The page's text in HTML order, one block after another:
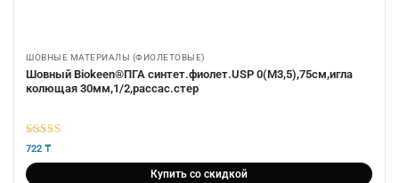
ШОВНЫЕ МАТЕРИАЛЫ (ФИОЛЕТОВЫЕ)
Шовный Biokeen®ПГА синтет.фиолет.USP 0(М3,5),75см,игла
колющая 30мм,1/2,рассас.стер
5из 5
722 ₸
Купить со скидкой